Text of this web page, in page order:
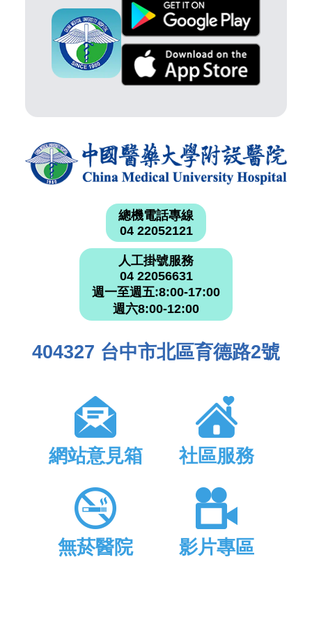
總機電話專線
04 22052121
人工掛號服務
04 22056631
週一至週五:8:00-17:00
週六8:00-12:00
404327 台中市北區育德路2號
網站意見箱 社區服務
無菸醫院 影片專區